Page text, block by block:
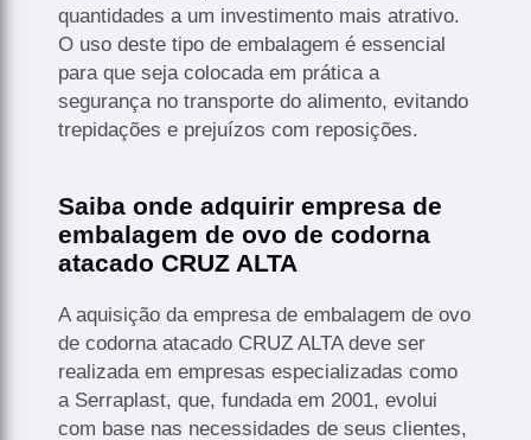
quantidades a um investimento mais atrativo.
O uso deste tipo de embalagem é essencial
para que seja colocada em prática a
segurança no transporte do alimento, evitando
trepidações e prejuízos com reposições.
Saiba onde adquirir empresa de
embalagem de ovo de codorna
atacado CRUZ ALTA
A aquisição da empresa de embalagem de ovo
de codorna atacado CRUZ ALTA deve ser
realizada em empresas especializadas como
a Serraplast, que, fundada em 2001, evolui
com base nas necessidades de seus clientes,